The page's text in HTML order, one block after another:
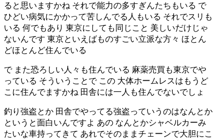
ると思いますかね それで能力の多すぎんたちもいる で
ひどい病気にかかって苦しんでる人もいる それでスリも
いる 何でもあり 東京にしても同じこと 美しいだけじゃ
ないんです 東京といえばものすごい立派な方々 ほとん
どほとんど住んでいる
で また恐ろしい人々も住んでいる 麻薬売買も東京でや
っている そういうことで この 大体ホームレスはもうど
こに住んでますかね 田舎には一人も住んでないでしょ
釣り強盗とか 田舎でやってる強盗っていうのはなんとか
というと面白いんですよ あの なんとかシャベルカーみ
たいな車持ってきて あれでそのままチェーンで大胆にこ